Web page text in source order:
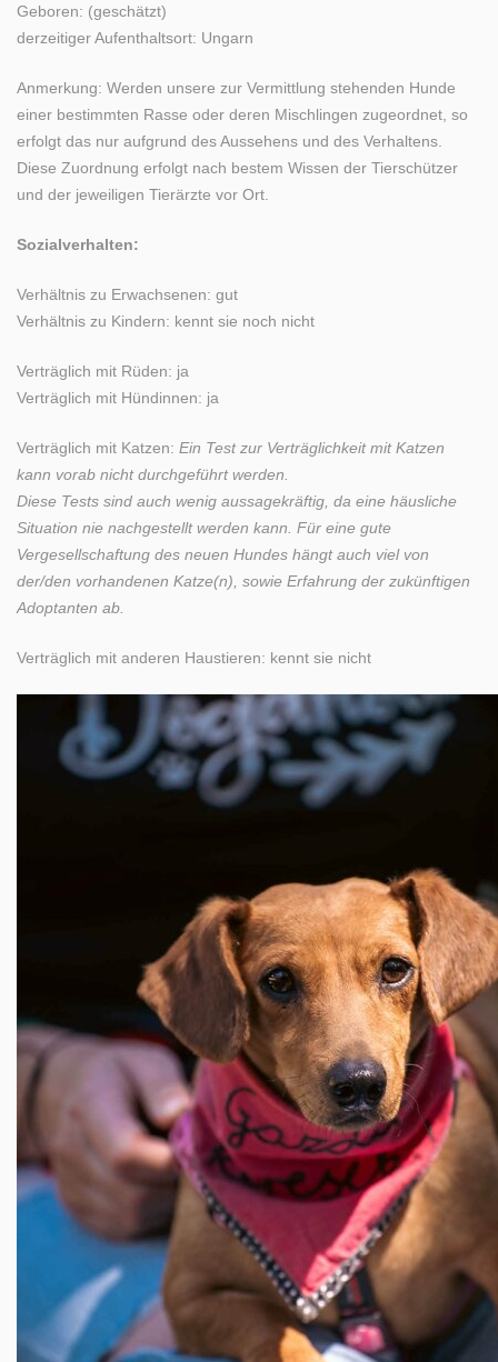
Geboren: (geschätzt)
derzeitiger Aufenthaltsort: Ungarn
Anmerkung: Werden unsere zur Vermittlung stehenden Hunde
einer bestimmten Rasse oder deren Mischlingen zugeordnet, so
erfolgt das nur aufgrund des Aussehens und des Verhaltens.
Diese Zuordnung erfolgt nach bestem Wissen der Tierschützer
und der jeweiligen Tierärzte vor Ort.
Sozialverhalten:
Verhältnis zu Erwachsenen: gut
Verhältnis zu Kindern: kennt sie noch nicht
Verträglich mit Rüden: ja
Verträglich mit Hündinnen: ja
Verträglich mit Katzen: Ein Test zur Verträglichkeit mit Katzen
kann vorab nicht durchgeführt werden.
Diese Tests sind auch wenig aussagekräftig, da eine häusliche
Situation nie nachgestellt werden kann. Für eine gute
Vergesellschaftung des neuen Hundes hängt auch viel von
der/den vorhandenen Katze(n), sowie Erfahrung der zukünftigen
Adoptanten ab.
Verträglich mit anderen Haustieren: kennt sie nicht